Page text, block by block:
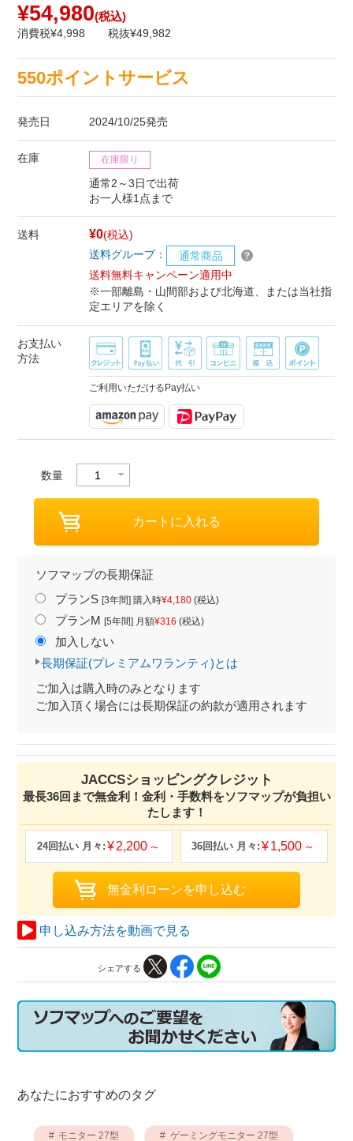
¥54,980(税込)
消費税¥4,998 税抜¥49,982
550ポイントサービス
発売日 2024/10/25発売
在庫 在庫限り
通常2～3日で出荷
お一人様1点まで
送料 ¥0(税込)
送料グループ：
通常商品
送料無料キャンペーン適用中
※一部離島・山間部および北海道、または当社指
定エリアを除く
お支払い
方法
ご利用いただけるPay払い
数量
ソフマップの長期保証
プランS [3年間] 購入時¥4,180(税込)
プランM [5年間] 月額¥316 (税込)
加入しない
長期保証(プレミアムワランティ)とは
ご加入は購入時のみとなります
ご加入頂く場合には長期保証の約款が適用されます
JACCSショッピングクレジット
最長36回まで無金利！金利・手数料をソフマップが負担い
たします！
2,200 1,500
申し込み方法を動画で見る
シェアする
あなたにおすすめのタグ
モニター 27型 ゲーミングモニター 27型